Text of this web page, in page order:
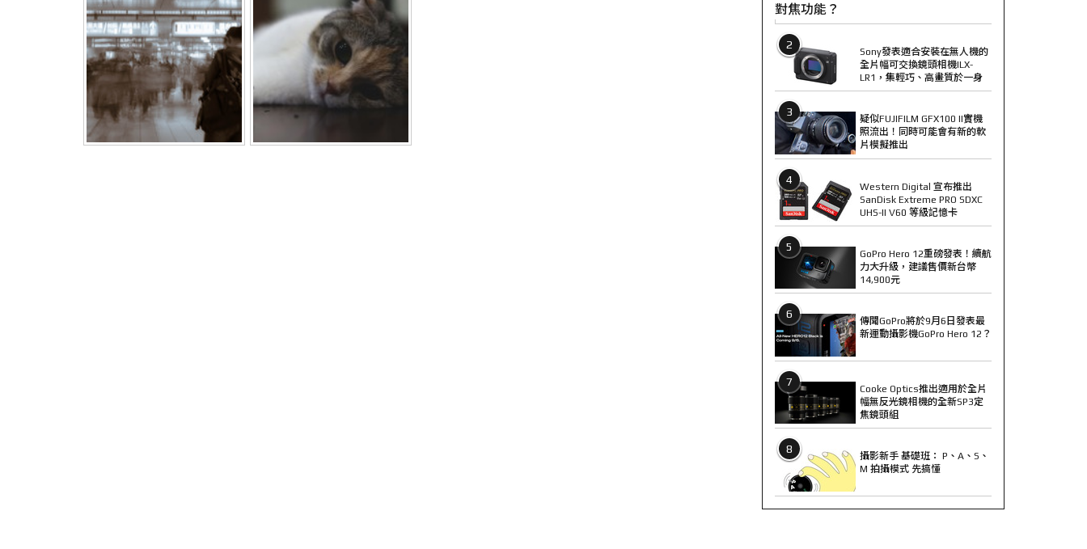
對焦功能？
2
Sony發表適合安裝在無人機的
全片幅可交換鏡頭相機ILX-
LR1，集輕巧、高畫質於一身
3
疑似FUJIFILM GFX100 II實機
照流出！同時可能會有新的軟
片模擬推出
4
Western Digital 宣布推出
SanDisk Extreme PRO SDXC
UHS-II V60 等級記憶卡
5
GoPro Hero 12重磅發表！續航
力大升級，建議售價新台幣
14,900元
6
傳聞GoPro將於9月6日發表最
新運動攝影機GoPro Hero 12？
7
Cooke Optics推出適用於全片
幅無反光鏡相機的全新SP3定
焦鏡頭組
8
攝影新手 基礎班： P、A、S、
M 拍攝模式 先搞懂